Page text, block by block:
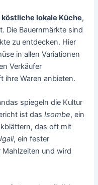
lokale Küche,
Die Bauernmärkte sind
zu entdecken. Hier
in allen Variationen
Verkäufer
ihre Waren anbieten.
spiegeln die Kultur
ist dasIsombe, ein
das oft mit
, ein fester
Mahlzeiten und wird